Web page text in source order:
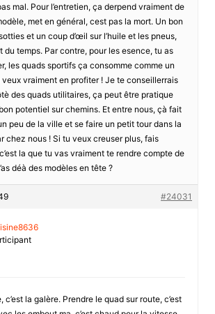
mal. Pour l’entretien, ça derpend vraiment de
met en général, cest pas la mort. Un bon
et un coup d’œil sur l’huile et les pneus,
du temps. Par contre, pour les esence, tu as
les quads sportifs ça consomme comme un
vraiment en profiter ! Je te conseillerrais
des quads utilitaires, ça peut être pratique
potentiel sur chemins. Et entre nous, çà fait
peu de la ville et se faire un petit tour dans la
chez nous ! Si tu veux creuser plus, fais
la que tu vas vraiment te rendre compte de
déà des modèles en tête ?
#24031
c’est la galère. Prendre le quad sur route, c’est